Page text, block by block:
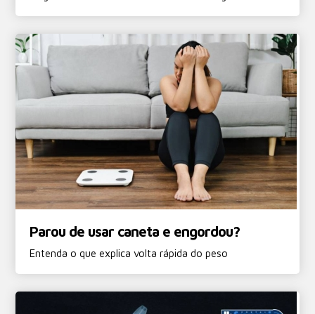
Parou de usar caneta e engordou?
Entenda o que explica volta rápida do peso